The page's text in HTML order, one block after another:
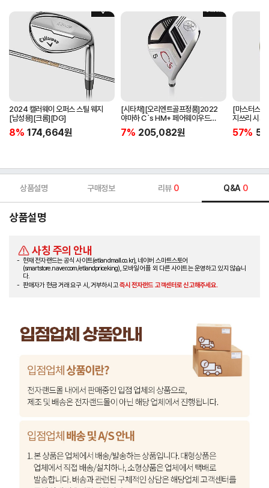
2024 캘러웨이 오퍼스 스틸 웨지
[남성용][크롬][DG]
8% 174,664원
[시타채][오리엔트골프정품]2022
야마하 C`s HM+ 페어웨이우드
[여성용][화이트][C`s HM+
ORIGINAL]
7% 205,082원
[마스터스인
지쓰리 시그
57%
상품설명 구매정보 리뷰 0 Q&A 0
상품설명
사칭 주의 안내
현재 전자랜드는 공식 사이트(etlandmall.co.kr), 네이버 스마트스토어
(smartstore.naver.com/etlandpriceking), 모바일 어플 외 다른 사이트는 운영하고 있지 않습니
다.
판매자가 현금 거래 요구 시, 거부하시고즉시 전자랜드 고객센터로 신고해주세요.